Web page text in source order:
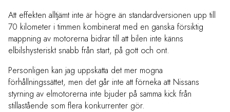
Att effekten alltjämt inte är högre än standardversionen upp till
70 kilometer i timmen kombinerat med en ganska försiktig
mappning av motorerna bidrar till att bilen inte känns
elbilshysteriskt snabb från start, på gott och ont.
Personligen kan jag uppskatta det mer mogna
förhållningssättet, men det går inte att förneka att Nissans
styrning av elmotorerna inte bjuder på samma kick från
stillastående som flera konkurrenter gör.